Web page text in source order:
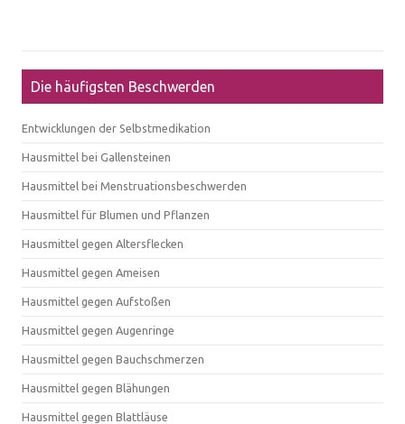
Die häufigsten Beschwerden
Entwicklungen der Selbstmedikation
Hausmittel bei Gallensteinen
Hausmittel bei Menstruationsbeschwerden
Hausmittel für Blumen und Pflanzen
Hausmittel gegen Altersflecken
Hausmittel gegen Ameisen
Hausmittel gegen Aufstoßen
Hausmittel gegen Augenringe
Hausmittel gegen Bauchschmerzen
Hausmittel gegen Blähungen
Hausmittel gegen Blattläuse